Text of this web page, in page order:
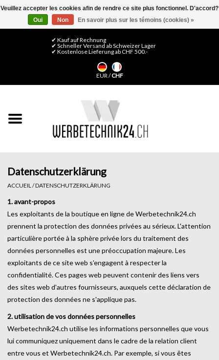
0 Articles - CHF 0,00
✔ Kauf auf Rechnung
✔ Schneller Versand ab Schweizer Lager
✔ Kostenlose Lieferung ab CHF 500.-
EUR/CHF
Films de décoration
Displays & Stands
Finitions & Montage
Outillage
Technique
Datenschutzerklärung
ACCUEIL /DATENSCHUTZERKLÄRUNG
1. avant-propos
Les exploitants de la boutique en ligne de Werbetechnik24.ch
prennent la protection des données privées au sérieux. L'attention
particulière portée à la sphère privée lors du traitement des
données personnelles est une préoccupation majeure. Les
exploitants de ce site web s'engagent à respecter la
confidentialité. Ces pages web peuvent contenir des liens vers
des sites web d'autres fournisseurs, auxquels cette déclaration de
protection des données ne s'applique pas.
2. utilisation de vos données personnelles
Werbetechnik24.ch utilise les informations personnelles que vous
lui communiquez uniquement dans le cadre de la relation client
entre vous et Werbetechnik24.ch. Par exemple, si vous êtes
Veuillez accepter les cookies afin de rendre ce site plus fonctionnel. D'accord?
Oui
Non En savoir plus sur les témoins (cookies) »